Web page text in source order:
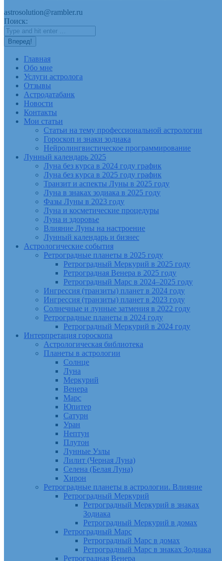
astrosolution@rambler.ru
Поиск:
Главная
Обо мне
Услуги астролога
Отзывы
Астродатабанк
Новости
Контакты
Мои статьи
Статьи на тему профессиональной астрологии
Гороскоп и знаки зодиака
Нейролингвистическое программирование
Лунный календарь 2025
Луна без курса в 2024 году график
Луна без курса в 2025 году график
Транзит и аспекты Луны в 2025 году
Луна в знаках зодиака в 2025 году
Фазы Луны в 2023 году
Луна и косметические процедуры
Луна и здоровье
Влияние Луны на настроение
Лунный календарь и бизнес
Астрологические события
Ретроградные планеты в 2025 году
Ретроградный Меркурий в 2025 году
Ретроградная Венера в 2025 году
Ретроградный Марс в 2024–2025 году
Ингрессия (транзиты) планет в 2024 году
Ингрессия (транзиты) планет в 2023 году
Солнечные и лунные затмения в 2022 году
Ретроградные планеты в 2024 году
Ретроградный Меркурий в 2024 году
Интерпретация гороскопа
Астрологическая библиотека
Планеты в астрологии
Солнце
Луна
Меркурий
Венера
Марс
Юпитер
Сатурн
Уран
Нептун
Плутон
Лунные Узлы
Лилит (Черная Луна)
Селена (Белая Луна)
Хирон
Ретроградные планеты в астрологии. Влияние
Ретроградный Меркурий
Ретроградный Меркурий в знаках
Зодиака
Ретроградный Меркурий в домах
Ретроградный Марс
Ретроградный Марс в домах
Ретроградный Марс в знаках Зодиака
Ретроградная Венера